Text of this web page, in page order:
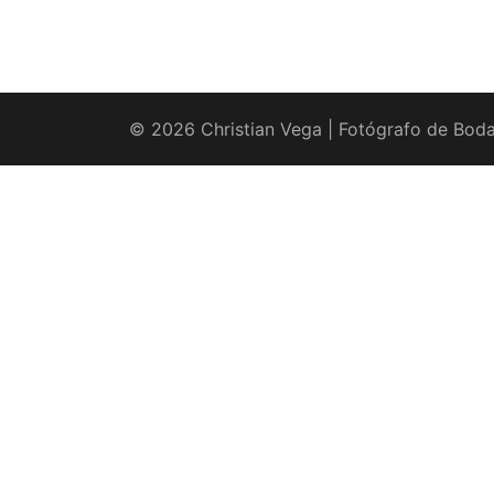
© 2026 Christian Vega | Fotógrafo de